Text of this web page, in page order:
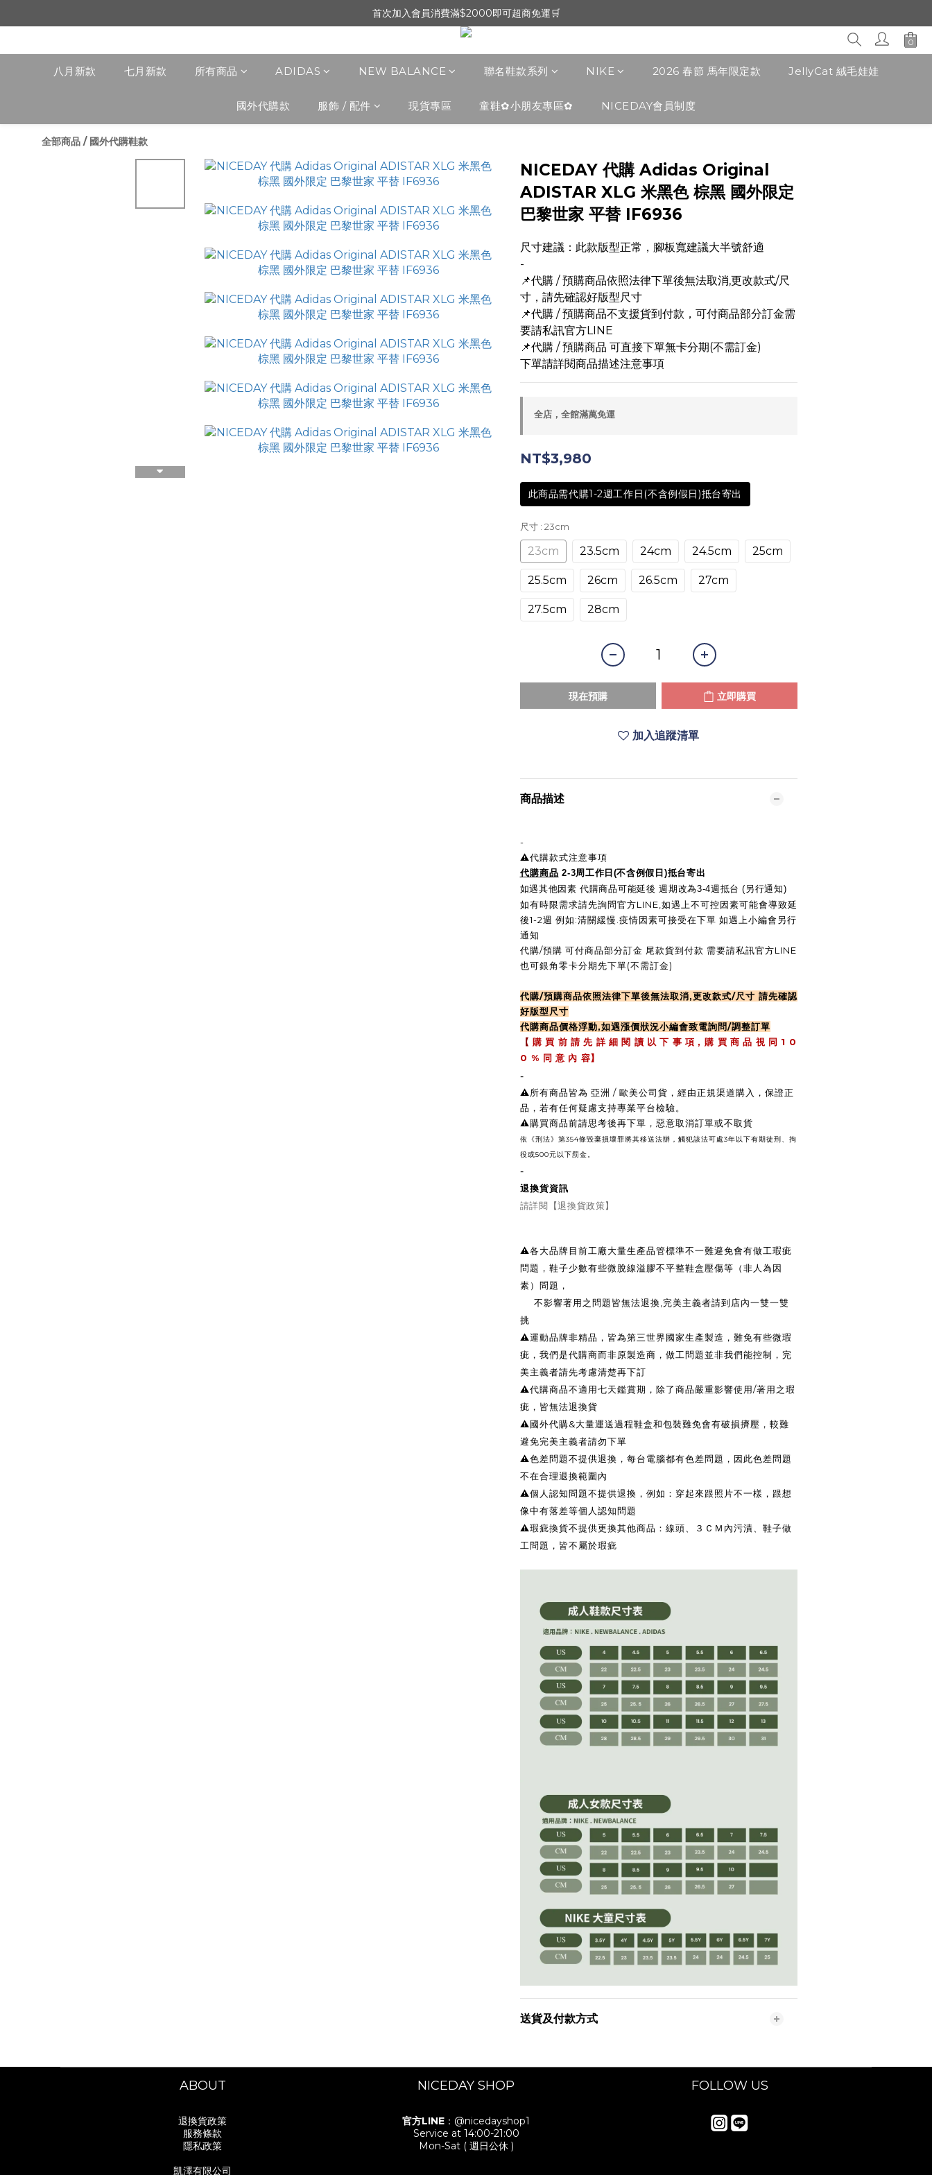
首次加入會員消費滿$2000即可超商免運🛒
八月新款 七月新款 所有商品 ADIDAS NEW BALANCE 聯名鞋款系列 NIKE 2026 春節 馬年限定款 JellyCat 絨毛娃娃
國外代購款 服飾 / 配件 現貨專區 童鞋✿小朋友專區✿ NICEDAY會員制度
全部商品 / 國外代購鞋款
NICEDAY 代購 Adidas Original
ADISTAR XLG 米黑色 棕黑 國外限定
巴黎世家 平替 IF6936
尺寸建議：此款版型正常，腳板寬建議大半號舒適
-
📌代購 / 預購商品依照法律下單後無法取消,更改款式/尺
寸，請先確認好版型尺寸
📌代購 / 預購商品不支援貨到付款，可付商品部分訂金需
要請私訊官方LINE
📌代購 / 預購商品 可直接下單無卡分期(不需訂金)
下單請詳閱商品描述注意事項
全店，全館滿萬免運
NT$3,980
此商品需代購1-2週工作日(不含例假日)抵台寄出
尺寸 : 23cm
23cm 23.5cm 24cm 24.5cm 25cm
25.5cm 26cm 26.5cm 27cm
27.5cm 28cm
現在預購 立即購買
加入追蹤清單
商品描述
-
⚠️代購款式注意事項
代購商品 2-3周工作日(不含例假日)抵台寄出
如遇其他因素 代購商品可能延後 週期改為3-4週抵台 (另行通知)
如有時限需求請先詢問官方LINE,如遇上不可控因素可能會導致延
後1-2週 例如:清關緩慢.疫情因素可接受在下單 如遇上小編會另行
通知
代購/預購 可付商品部分訂金 尾款貨到付款 需要請私訊官方LINE
也可銀角零卡分期先下單(不需訂金)
代購/預購商品依照法律下單後無法取消,更改款式/尺寸 請先確認
好版型尺寸
代購商品價格浮動,如遇漲價狀況小編會致電詢問/調整訂單
【 購 買 前 請 先 詳 細 閱 讀 以 下 事 項 ,購 買 商 品 視 同 1 0
0 % 同 意 內 容】
-
⚠️所有商品皆為 亞洲 / 歐美公司貨，經由正規渠道購入，保證正
品，若有任何疑慮支持專業平台檢驗。
⚠️購買商品前請思考後再下單，惡意取消訂單或不取貨
依《刑法》第354條毀棄損壞罪將其移送法辦，觸犯該法可處3年以下有期徒刑、拘
役或500元以下罰金。
-
退換貨資訊
請詳閱【退換貨政策】
⚠️各大品牌目前工廠大量生產品管標準不一難避免會有做工瑕疵
問題，鞋子少數有些微脫線溢膠不平整鞋盒壓傷等（非人為因
素）問題，
不影響著用之問題皆無法退換,完美主義者請到店內一雙一雙
挑
⚠️運動品牌非精品，皆為第三世界國家生產製造，難免有些微瑕
疵，我們是代購商而非原製造商，做工問題並非我們能控制，完
美主義者請先考慮清楚再下訂
⚠️代購商品不適用七天鑑賞期，除了商品嚴重影響使用/著用之瑕
疵，皆無法退換貨
⚠️國外代購&大量運送過程鞋盒和包裝難免會有破損擠壓，較難
避免完美主義者請勿下單
⚠️色差問題不提供退換，每台電腦都有色差問題，因此色差問題
不在合理退換範圍內
⚠️個人認知問題不提供退換，例如：穿起來跟照片不一樣，跟想
像中有落差等個人認知問題
⚠️瑕疵換貨不提供更換其他商品：線頭、３ＣＭ內污漬、鞋子做
工問題，皆不屬於瑕疵
送貨及付款方式
ABOUT
退換貨政策
服務條款
隱私政策
凱澤有限公司
NICEDAY SHOP
官方LINE ：@nicedayshop1
Service at 14:00-21:00
Mon-Sat ( 週日公休 )
FOLLOW US